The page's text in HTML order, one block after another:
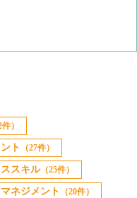
件）
ト （27件）
スキル（25件）
ネジメント （20件）